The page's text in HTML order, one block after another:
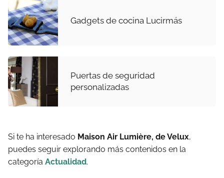
Gadgets de cocina Lucirmás
Puertas de seguridad
personalizadas
Si te ha interesado Maison Air Lumière, de Velux,
puedes seguir explorando más contenidos en la
categoría Actualidad.